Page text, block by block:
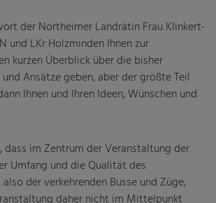
der Northeimer Landrätin Frau Klinkert-
und LKr Holzminden Ihnen zur
kurzen Überblick über die bisher
Ansätze geben, aber der größte Teil
Ihnen und Ihren Ideen, Wünschen und
dass im Zentrum der Veranstaltung der
Umfang und die Qualität des
der verkehrenden Busse und Züge,